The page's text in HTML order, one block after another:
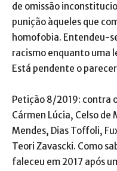
de omissão
punição àqueles que
homofobia. Entendeu-
racismo enquanto uma
Está pendente o
Petição 8/2019: contra
Cármen Lúcia, Celso
Mendes, Dias Toffoli,
Teori Zavascki. Como
faleceu em 2017 após